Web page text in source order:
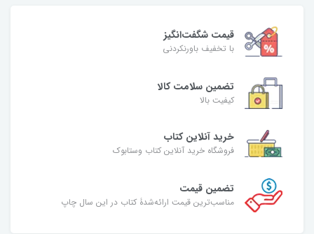
قیمت شگفت‌انگیز
با تخفیف باورنکردنی
تضمین سلامت کالا
کیفیت بالا
خرید آنلاین کتاب
فروشگاه خرید آنلاین کتاب وستابوک
تضمین قیمت
مناسب‌ترین قیمت ارائه‌شدۀ کتاب در این سال چاپ